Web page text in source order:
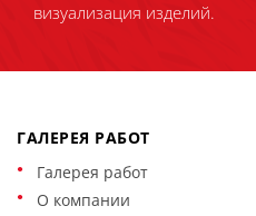
визуализация изделий.
ГАЛЕРЕЯ РАБОТ
Галерея работ
О компании